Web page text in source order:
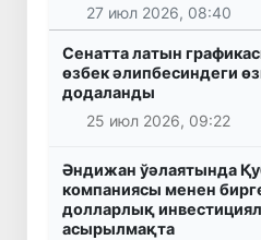
27 июл 2026, 08:40
Сенатта латын
өзбек әлипбесиндеги
додаланды
25 июл 2026, 09:22
Әндижан ўәлаятында
компаниясы менен
долларлық
асырылмақта